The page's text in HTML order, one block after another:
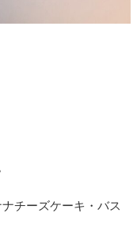
チーズケーキ・バス